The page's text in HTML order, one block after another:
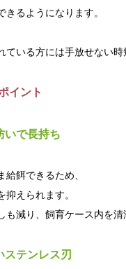
るようになります。
ている方には手放せない時
イント
いで長持ち
給餌できるため、
抑えられます。
も減り、飼育ケース内を
ステンレス刃